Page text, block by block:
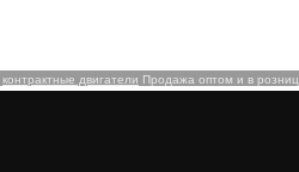
контрактные двигатели Продажа оптом и в